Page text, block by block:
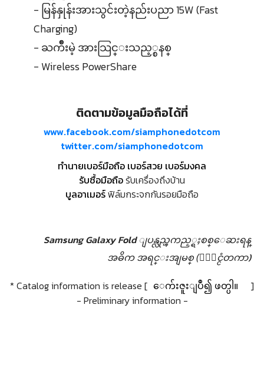
- မြန်နှုန်းအားသွင်းတဲ့နည်းပညာ 15W (Fast
Charging)
- ႀကိဳးမဲ့ အားသြင္းသည့္စနစ္
- Wireless PowerShare
ติดตามข้อมูลมือถือได้ที่
www.facebook.com/siamphonedotcom
twitter.com/siamphonedotcom
ทำนายเบอร์มือถือ เบอร์สวย เบอร์มงคล
รับซื้อมือถือรับเครื่องถึงบ้าน
บูลอาเมอร์ฟิล์มกระจกกันรอยมือถือ
Samsung Galaxy Fold ျပန္လည္ၾကည့္ရႈစစ္ေဆးရန္
အဓိက အရင္းအျမစ္ (ႏုိင္ငံတကာ)
* Catalog information is release [ ေက်းဇူးျပဳ၍ ဖတ္ပါ။
]
- Preliminary information -